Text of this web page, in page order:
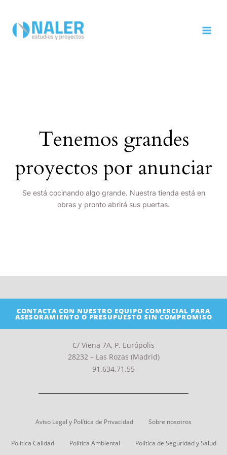
contenido
Tenemos grandes
proyectos por anunciar
Se está cocinando algo grande. Nuestra tienda está en
obras y pronto abrirá sus puertas.
CONTACTA CON NUESTRO EQUIPO COMERCIAL PARA
ASESORAMIENTO O PRESUPUESTO SIN COMPROMISO
C/ Viena 7A, P. Európolis
28232 – Las Rozas (Madrid)
91.634.71.55
Aviso Legal y Política de Privacidad Sobre nosotros
Política Calidad Política Ambiental Política de Seguridad y Salud